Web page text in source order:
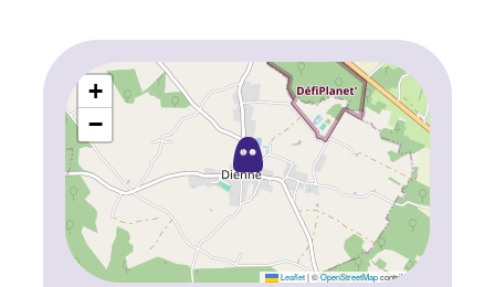
+
−
Leaflet |©OpenStreetMapcontributors